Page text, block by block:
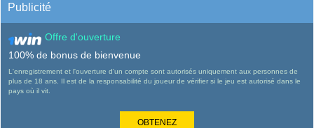
Publicité
Offre d'ouverture
100% de bonus de bienvenue
L'enregistrement et l'ouverture d'un compte sont autorisés uniquement aux personnes de
plus de 18 ans. Il est de la responsabilité du joueur de vérifier si le jeu est autorisé dans le
pays où il vit.
OBTENEZ